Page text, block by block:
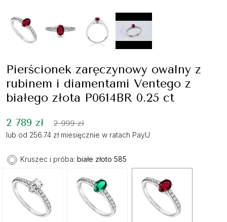
Pierścionek zaręczynowy owalny z
rubinem i diamentami Ventego z
białego złota P0614BR 0.25 ct
2 789 zł 2 999 zł
lub od 256.74 zł miesięcznie w ratach PayU
Kruszec i próba: białe złoto 585